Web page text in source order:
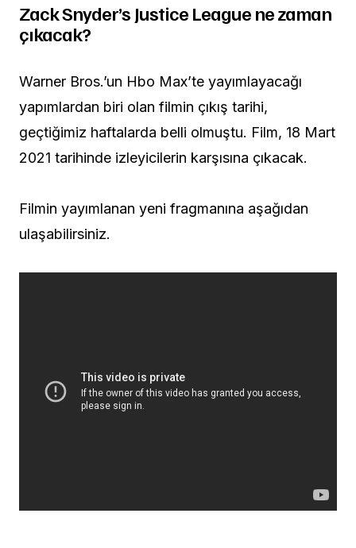
Zack Snyder’s Justice League ne zaman
çıkacak?
Warner Bros.’un Hbo Max’te yayımlayacağı
yapımlardan biri olan filmin çıkış tarihi,
geçtiğimiz haftalarda belli olmuştu. Film, 18 Mart
2021 tarihinde izleyicilerin karşısına çıkacak.
Filmin yayımlanan yeni fragmanına aşağıdan
ulaşabilirsiniz.